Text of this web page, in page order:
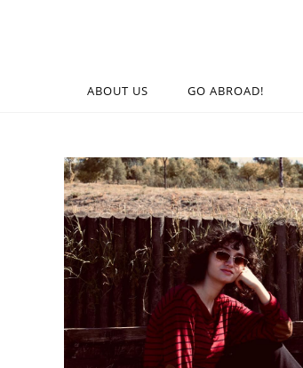
ABOUT US GO ABROAD!